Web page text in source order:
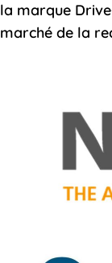
la marque
marché de la